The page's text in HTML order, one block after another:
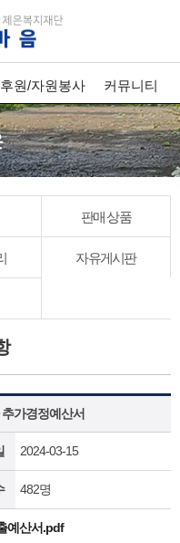
후원/자원봉사 커뮤니티
판매 상품
자유게시판
가경정예산서
2024-03-15
482명
예산서.pdf